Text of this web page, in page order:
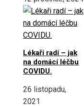
Lékaři radí – jak
na domácí léčbu
COVIDU.
26 listopadu,
2021